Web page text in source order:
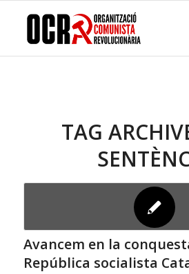
TAG
Avancem en la
República socialista